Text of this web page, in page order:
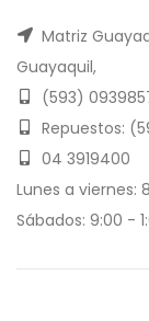
Matriz
Guayaquil,
(593)
Repuestos:
04 3919400
Lunes a viernes:
Sábados: 9:00 -